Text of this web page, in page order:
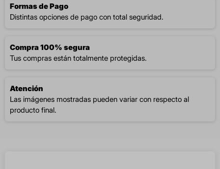
Formas de Pago
Distintas opciones de pago con total seguridad.
Compra 100% segura
Tus compras están totalmente protegidas.
Atención
Las imágenes mostradas pueden variar con respecto al
producto final.